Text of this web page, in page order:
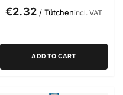
€2.32/ Tütchenincl. VAT
ADD TO CART